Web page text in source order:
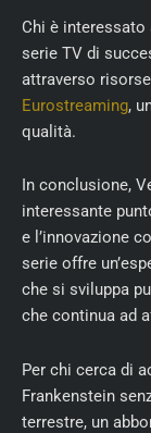
Chi è
serie TV di
attraverso
Eurostreaming,
qualità.
In conclusione,
interessante
e l’innovazione
serie offre
che si sviluppa
che continua ad
Per chi cerca di
Frankenstein
terrestre, un